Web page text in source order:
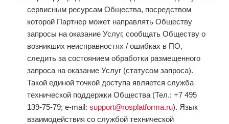
сервисным ресурсам Общества, посредством
которой Партнер может направлять Обществу
запросы на оказание Услуг, сообщать Обществу о
возникших неисправностях / ошибках в ПО,
следить за состоянием обработки размещенного
запроса на оказание Услуг (статусом запроса).
Такой единой точкой доступа является служба
технической поддержки Общества (Тел.: +7 495
139-75-79; e-mail: support@rosplatforma.ru). Язык
взаимодействия со службой технической